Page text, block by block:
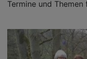
Termine und Themen